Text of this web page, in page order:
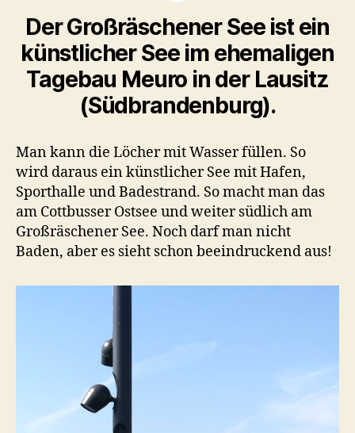
Der Großräschener See ist ein
künstlicher See im ehemaligen
Tagebau Meuro in der Lausitz
(Südbrandenburg).
Man kann die Löcher mit Wasser füllen. So
wird daraus ein künstlicher See mit Hafen,
Sporthalle und Badestrand. So macht man das
am Cottbusser Ostsee und weiter südlich am
Großräschener See. Noch darf man nicht
Baden, aber es sieht schon beeindruckend aus!